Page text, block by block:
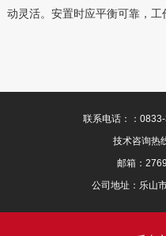
动灵活。安置时应平衡可靠，工
联系电话：：
技术咨询热
邮箱：
公司地址：乐山